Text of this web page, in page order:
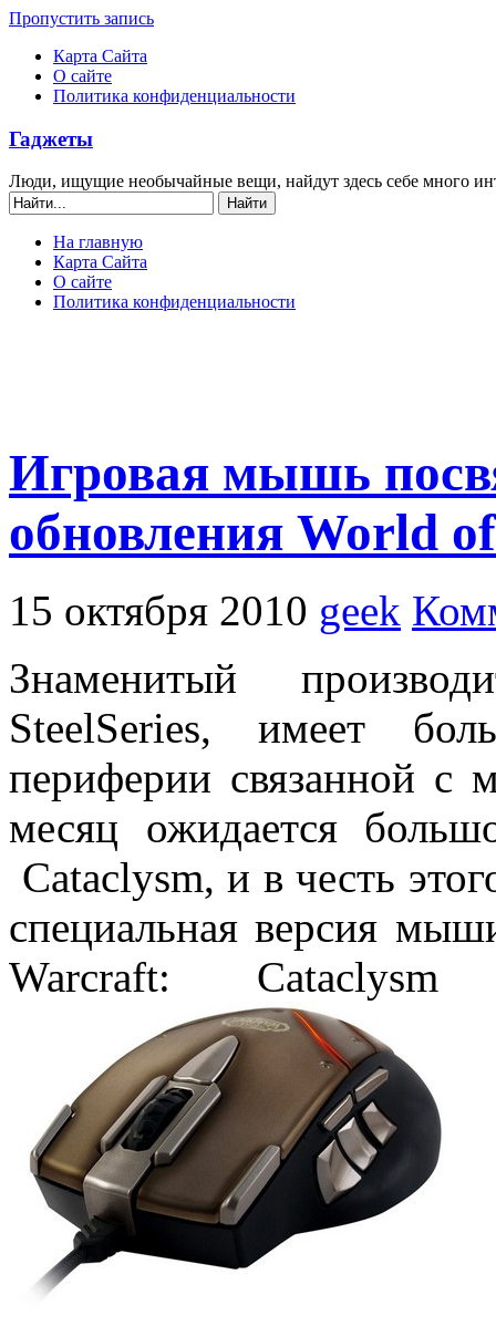
Пропустить запись
Карта Сайта
О сайте
Политика конфиденциальности
Гаджеты
Люди, ищущие необычайные вещи, найдут здесь себе много
На главную
Карта Сайта
О сайте
Политика конфиденциальности
Игровая мышь
обновления World
15 октября 2010 geek
Знаменитый
SteelSeries, имеет
периферии связанной с
месяц ожидается
Cataclysm, и в честь
специальная версия
Warcraft: